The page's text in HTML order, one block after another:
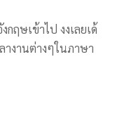
ฤษเข้าไป งงเลยเด้
างานต่างๆในภาษา